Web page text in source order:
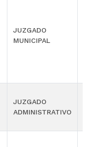
JUZGADO
MUNICIPAL
JUZGADO
ADMINISTRATIVO